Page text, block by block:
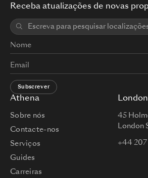
Athena
Sobre nós
Contacte-nos
Serviços
Guides
Carreiras
London
45
London
+44 207
Receba atualizações de novas
Subscrever